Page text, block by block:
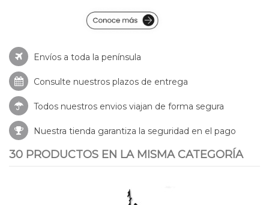
Envíos a toda la península
Consulte nuestros plazos de entrega
Todos nuestros envios viajan de forma segura
Nuestra tienda garantiza la seguridad en el pago
30 PRODUCTOS EN LA MISMA CATEGORÍA